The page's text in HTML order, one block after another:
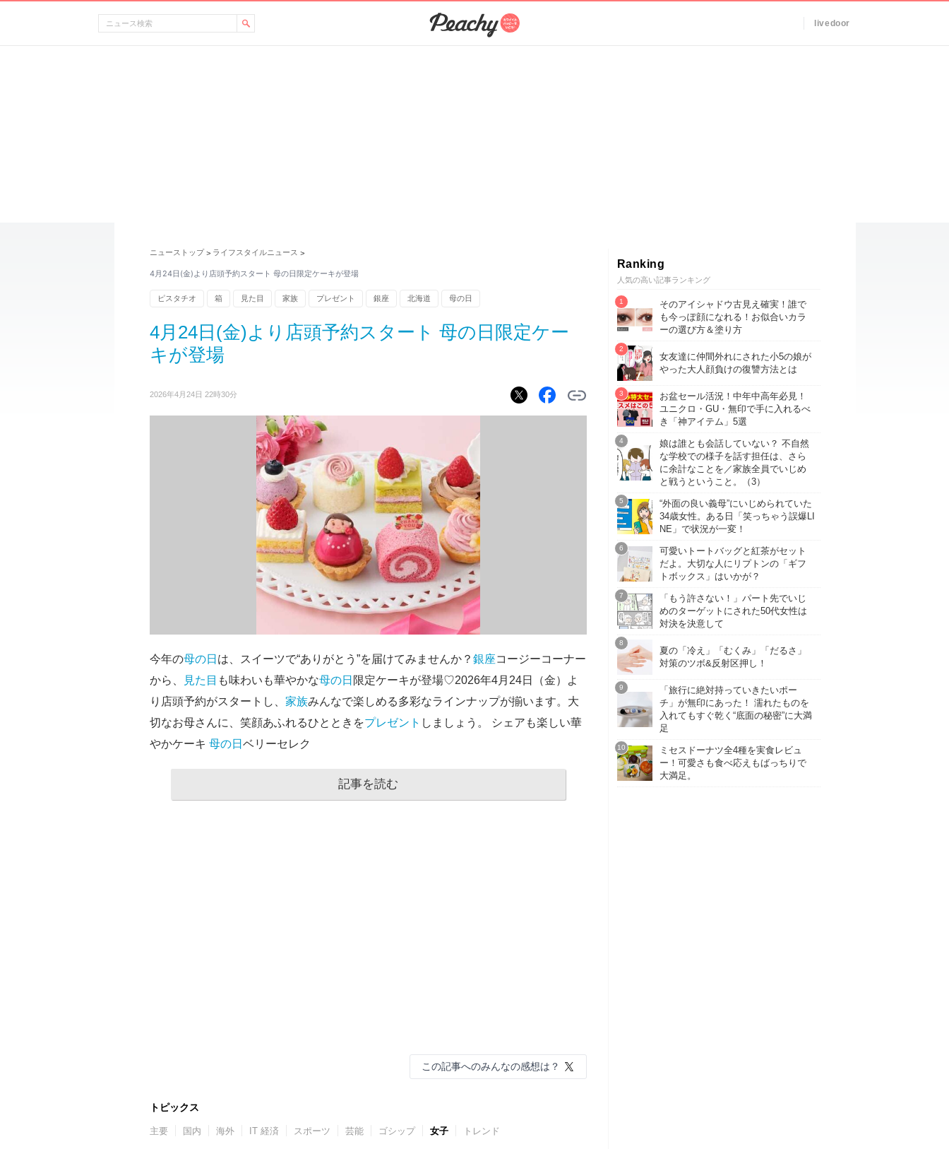
livedoor
ニューストップ > ライフスタイルニュース >
4月24日(金)より店頭予約スタート 母の日限定ケーキが登場
ピスタチオ 箱 見た目 家族 プレゼント 銀座 北海道 母の日
4月24日(金)より店頭予約スタート 母の日限定ケー
キが登場
2026年4月24日 22時30分
今年の母の日 は、スイーツで“ありがとう”を届けてみませんか？ 銀座コージーコーナー
から、
見た目 も味わいも華やかな母の日 限定ケーキが登場♡2026年4月24日（金）よ
り店頭予約がスタートし、 家族みんなで楽しめる多彩なラインナップが揃います。大
切なお母さんに、笑顔あふれるひとときをプレゼント しましょう。 シェアも楽しい華
やかケーキ 母の日 ベリーセレク
記事を読む
この記事へのみんなの感想は？
トピックス
主要 国内 海外 IT 経済 スポーツ 芸能 ゴシップ 女子 トレンド
Ranking
人気の高い記事ランキング
そのアイシャドウ古見え確実！誰で
も今っぽ顔になれる！お似合いカラ
ーの選び方＆塗り方
女友達に仲間外れにされた小5の娘が
やった大人顔負けの復讐方法とは
お盆セール活況！中年中高年必見！
ユニクロ・GU・無印で手に入れるべ
き「神アイテム」5選
娘は誰とも会話していない？ 不自然
な学校での様子を話す担任は、さら
に余計なことを／家族全員でいじめ
と戦うということ。（3）
“外面の良い義母”にいじめられていた
34歳女性。ある日「笑っちゃう誤爆LI
NE」で状況が一変！
可愛いトートバッグと紅茶がセット
だよ。大切な人にリプトンの「ギフ
トボックス」はいかが？
「もう許さない！」パート先でいじ
めのターゲットにされた50代女性は
対決を決意して
夏の「冷え」「むくみ」「だるさ」
対策のツボ&反射区押し！
「旅行に絶対持っていきたいポー
チ」が無印にあった！ 濡れたものを
入れてもすぐ乾く“底面の秘密”に大満
足
ミセスドーナツ全4種を実食レビュ
ー！可愛さも食べ応えもばっちりで
大満足。